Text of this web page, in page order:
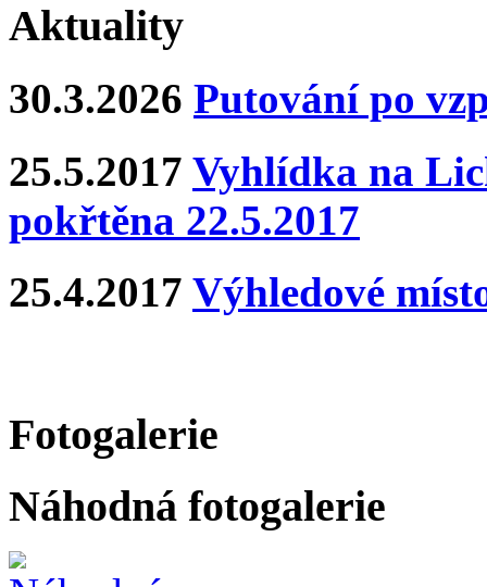
Aktuality
30.3.2026 Putování po
25.5.2017 Vyhlídka na
pokřtěna 22.5.2017
25.4.2017 Výhledové
Fotogalerie
Náhodná fotogalerie